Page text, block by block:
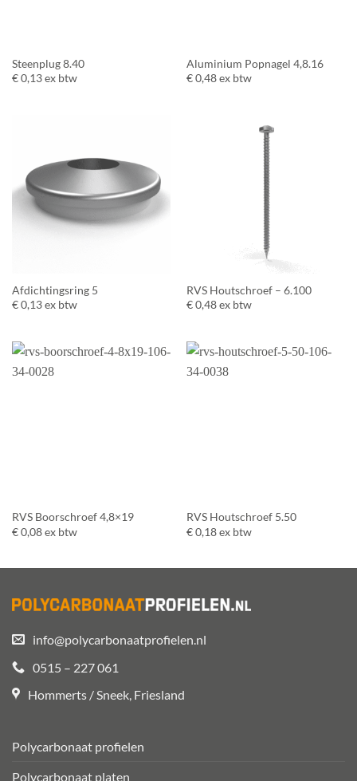
Steenplug 8.40
€0,13 ex btw
Aluminium Popnagel 4,8.16
€0,48 ex btw
Afdichtingsring 5
€0,13 ex btw
RVS Houtschroef – 6.100
€0,48 ex btw
RVS Boorschroef 4,8×19
€0,08 ex btw
RVS Houtschroef 5.50
€0,18 ex btw
info@polycarbonaatprofielen.nl
0515 – 227 061
Hommerts / Sneek, Friesland
Polycarbonaat profielen
Polycarbonaat platen